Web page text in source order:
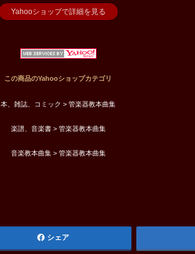
Yahooショップで詳細を見る
この商品のYahooショップカテゴリ
本、雑誌、コミック > 管楽器教本曲集
楽譜、音楽書 > 管楽器教本曲集
音楽教本曲集 > 管楽器教本曲集
シェア